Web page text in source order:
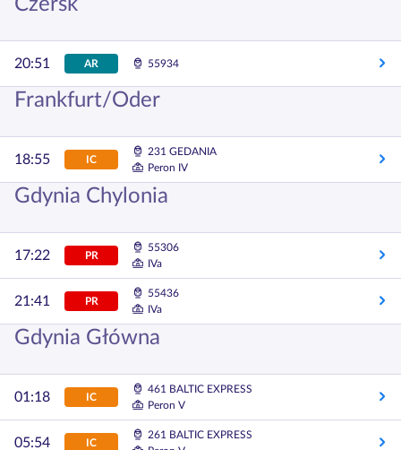
Czersk
20:51 AR 55934
Frankfurt/Oder
18:55 IC
231 GEDANIA
Peron IV
Gdynia Chylonia
17:22 PR
55306
IVa
21:41 PR
55436
IVa
Gdynia Główna
01:18 IC
461 BALTIC EXPRESS
Peron V
05:54 IC
261 BALTIC EXPRESS